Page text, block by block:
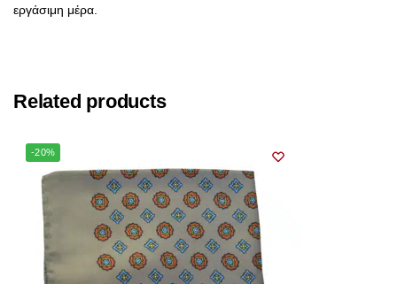
εργάσιμη μέρα.
Related products
-20%